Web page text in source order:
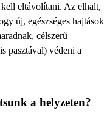
eltávolítani. Az elhalt,
új, egészséges hajtások
célszerű
pasztával) védeni a
a helyzeten?